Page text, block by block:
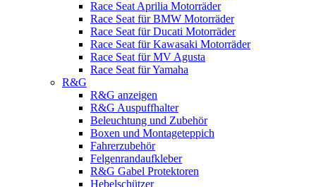
Race Seat Aprilia Motorräder
Race Seat für BMW Motorräder
Race Seat für Ducati Motorräder
Race Seat für Kawasaki Motorräder
Race Seat für MV Agusta
Race Seat für Yamaha
R&G
R&G anzeigen
R&G Auspuffhalter
Beleuchtung und Zubehör
Boxen und Montageteppich
Fahrerzubehör
Felgenrandaufkleber
R&G Gabel Protektoren
Hebelschützer